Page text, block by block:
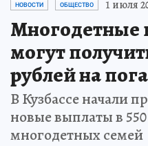
НОВОСТИ ОБЩЕСТВО 1 июля
Многодетные
могут
рублей на
В Кузбассе начали
новые выплаты в
многодетных семей